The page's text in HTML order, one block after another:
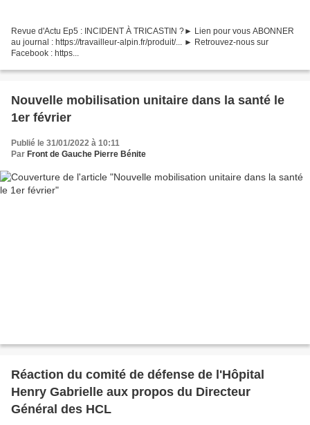
Revue d'Actu Ep5 : INCIDENT À TRICASTIN ?► Lien pour vous ABONNER
au journal : https://travailleur-alpin.fr/produit/... ► Retrouvez-nous sur
Facebook : https...
Nouvelle mobilisation unitaire dans la santé le
1er février
Publié le 31/01/2022 à 10:11
Par Front de Gauche Pierre Bénite
Réaction du comité de défense de l'Hôpital
Henry Gabrielle aux propos du Directeur
Général des HCL